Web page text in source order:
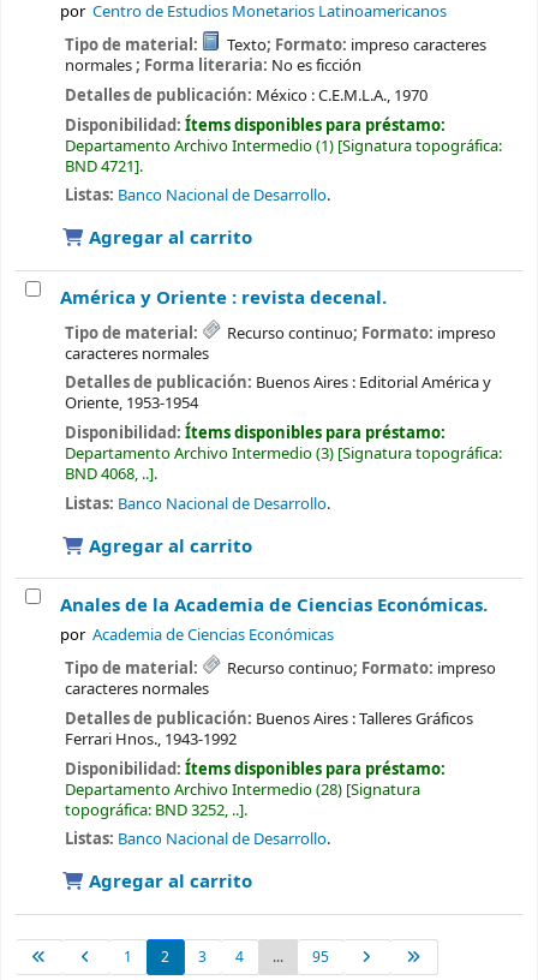
por Centro de Estudios Monetarios Latinoamericanos
Tipo de material: Texto; Formato: impreso caracteres
normales; Forma literaria: No es ficción
Detalles de publicación: México :C.E.M.L.A., 1970
Disponibilidad: Ítems disponibles para préstamo:
Departamento Archivo Intermedio(1) Signatura topográfica:
BND 4721 .
Listas: Banco Nacional de Desarrollo.
Agregar al carrito
América y Oriente : revista decenal.
Tipo de material: Recurso continuo; Formato: impreso
caracteres normales
Detalles de publicación: Buenos Aires : Editorial América y
Oriente, 1953-1954
Disponibilidad: Ítems disponibles para préstamo:
Departamento Archivo Intermedio(3) Signatura topográfica:
BND 4068, .. .
Listas: Banco Nacional de Desarrollo.
Agregar al carrito
Anales de la Academia de Ciencias Económicas.
por Academia de Ciencias Económicas
Tipo de material: Recurso continuo; Formato: impreso
caracteres normales
Detalles de publicación: Buenos Aires :Talleres Gráficos
Ferrari Hnos., 1943-1992
Disponibilidad: Ítems disponibles para préstamo:
Departamento Archivo Intermedio(28) Signatura
topográfica: BND 3252, .. .
Listas: Banco Nacional de Desarrollo.
Agregar al carrito
1 2 3 4 ... 95